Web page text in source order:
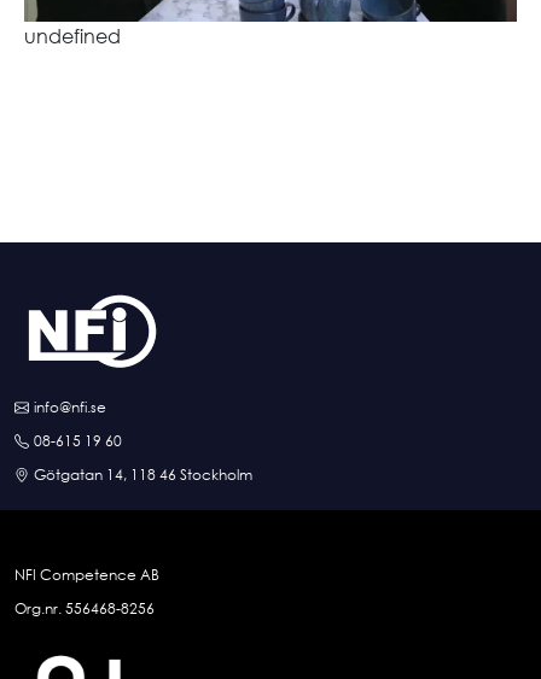
undefined
info@nfi.se
08-615 19 60
Götgatan 14, 118 46 Stockholm
NFI Competence AB
Org.nr. 556468-8256